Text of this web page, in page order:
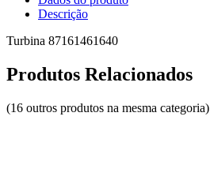
Descrição
Turbina 87161461640
Produtos Relacionados
(16 outros produtos na mesma categoria)